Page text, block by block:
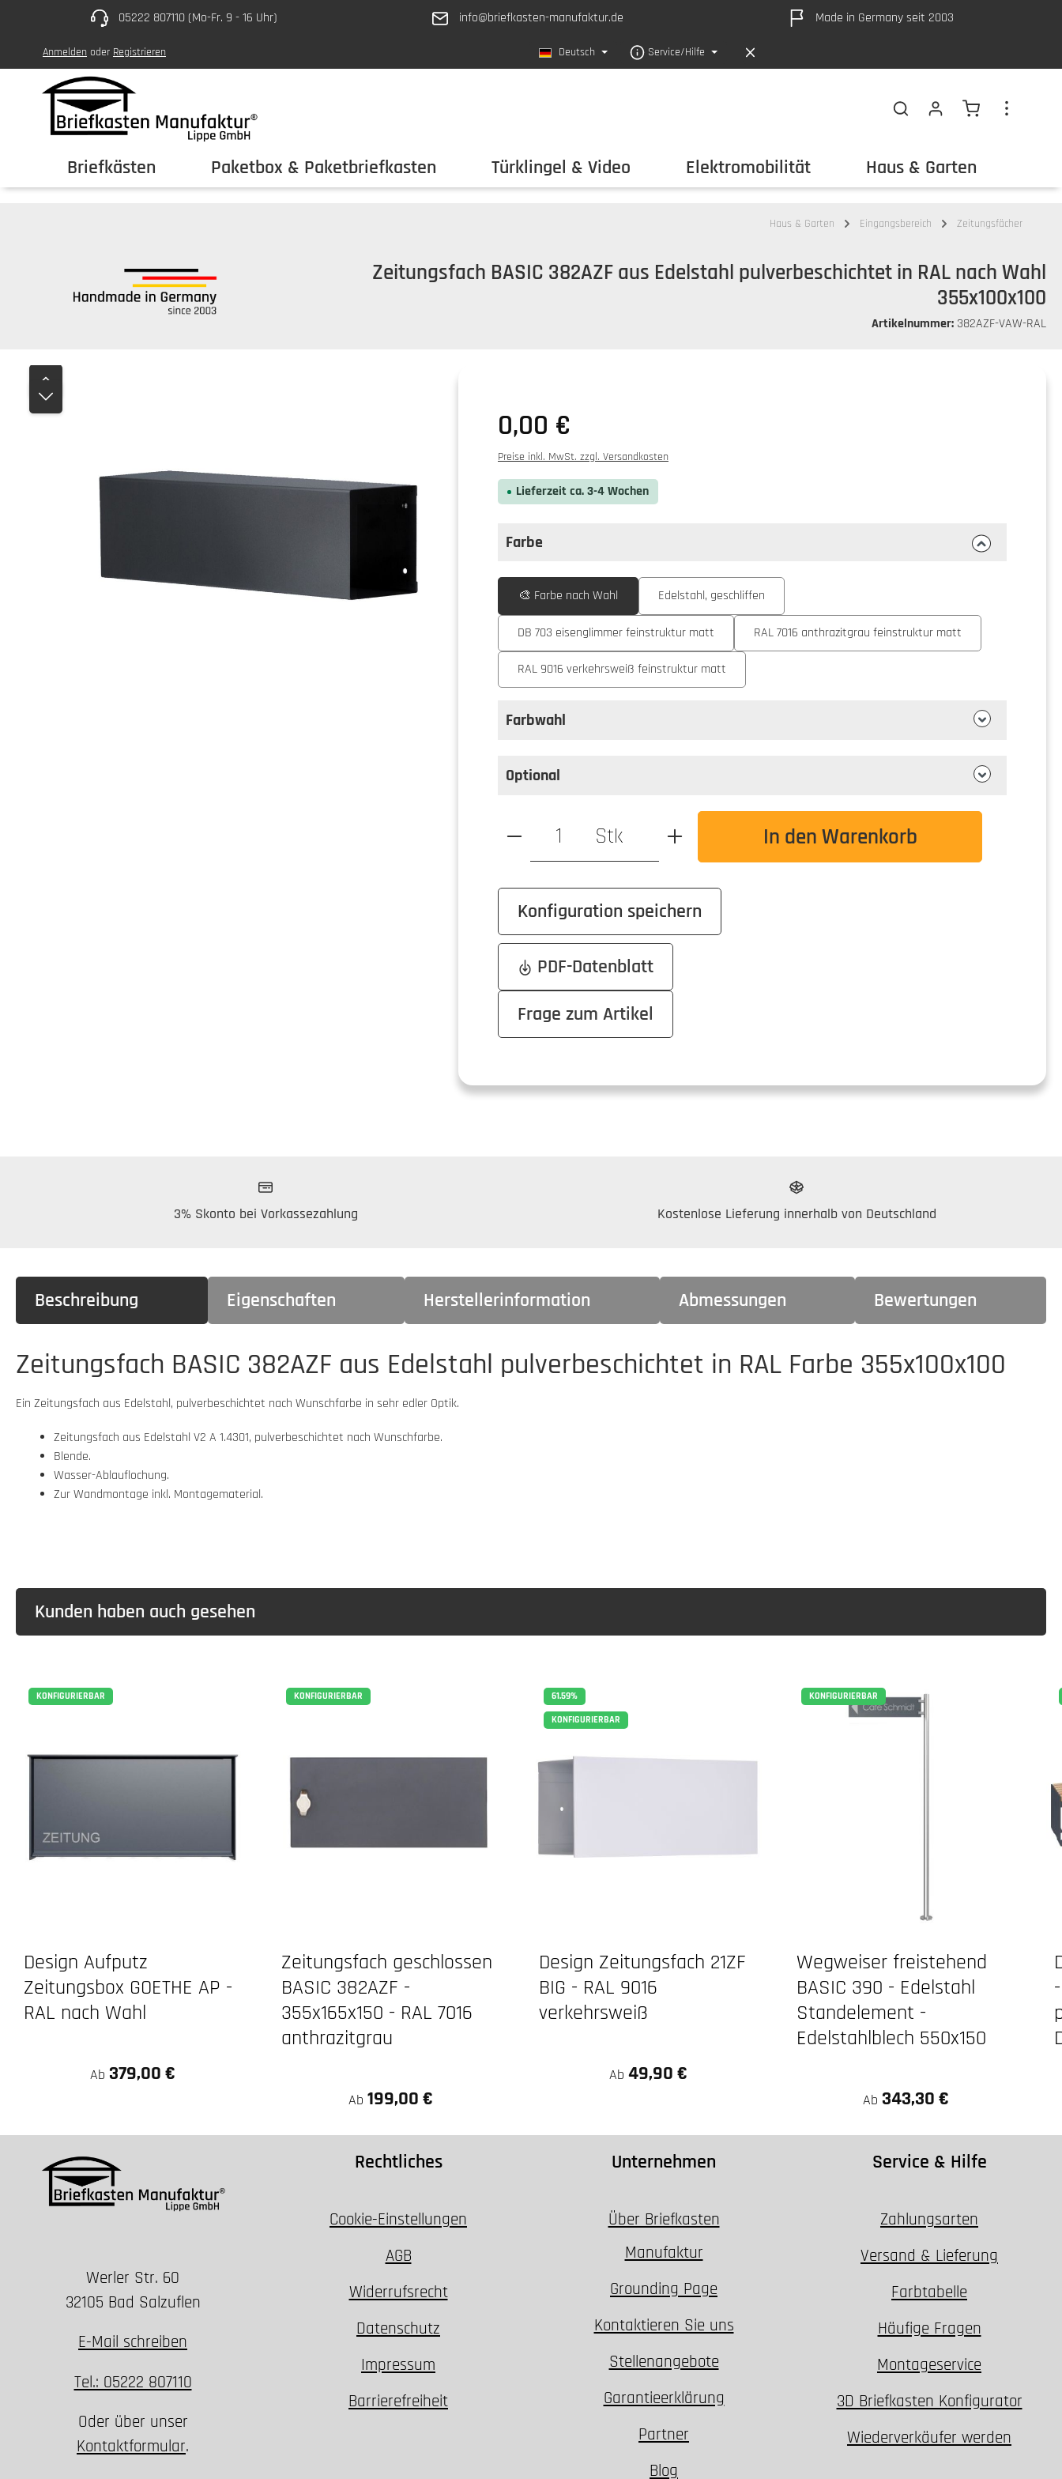
Hauptinhalt springen
Zur Hauptnavigation springen05222 807110 (Mo-Fr. 9 - 16 Uhr) info@briefkasten-manufaktur.de Made in Germany seit 2003
Anmelden oder Registrieren Deutsch Service/Hilfe
Warenkorb
Briefkästen Paketbox & Paketbriefkasten Türklingel & Video Elektromobilität Haus & Garten
Haus & Garten Eingangsbereich Zeitungsfächer
Zeitungsfach BASIC 382AZF aus Edelstahl pulverbeschichtet in RAL nach Wahl
355x100x100
Artikelnummer: 382AZF-VAW-RAL
Bildergalerie überspringen
0,00 €
Preise inkl. MwSt. zzgl. Versandkosten
Lieferzeit ca. 3-4 Wochen
Farbe
Farbeauswählen
🎨 Farbe nach Wahl Edelstahl, geschliffen
DB 703 eisenglimmer feinstruktur matt RAL 7016 anthrazitgrau feinstruktur matt
RAL 9016 verkehrsweiß feinstruktur matt
Farbwahl
Optional
Produkt Anzahl: Gib den gewünschten Wert ein oder benutze die
Stk In den Warenkorb
Konfiguration speichern
PDF-Datenblatt
Frage zum Artikel
3% Skonto bei Vorkassezahlung Kostenlose Lieferung innerhalb von Deutschland
Beschreibung Eigenschaften Herstellerinformation Abmessungen Bewertungen
Zeitungsfach BASIC 382AZF aus Edelstahl pulverbeschichtet in RAL Farbe 355x100x100
Ein Zeitungsfach aus Edelstahl, pulverbeschichtet nach Wunschfarbe in sehr edler Optik.
Zeitungsfach aus Edelstahl V2 A 1.4301, pulverbeschichtet nach Wunschfarbe.
Blende.
Wasser-Ablauflochung.
Zur Wandmontage inkl. Montagematerial.
Kunden haben auch gesehen
KONFIGURIERBAR
Design Aufputz
Zeitungsbox GOETHE AP -
RAL nach Wahl
Ab 379,00 €
KONFIGURIERBAR
Zeitungsfach geschlossen
BASIC 382AZF -
355x165x150 - RAL 7016
anthrazitgrau
Ab 199,00 €
61.59%
KONFIGURIERBAR
Design Zeitungsfach 21ZF
BIG - RAL 9016
verkehrsweiß
Ab 49,90 €
KONFIGURIERBAR
Wegweiser freistehend
BASIC 390 - Edelstahl
Standelement -
Edelstahlblech 550x150
Ab 343,30 €
Werler Str. 60
32105 Bad Salzuflen
E-Mail schreiben
Tel.: 05222 807110
Oder über unser
Kontaktformular.
Rechtliches
Cookie-Einstellungen
AGB
Widerrufsrecht
Datenschutz
Impressum
Barrierefreiheit
Unternehmen
Über Briefkasten
Manufaktur
Grounding Page
Kontaktieren Sie uns
Stellenangebote
Garantieerklärung
Partner
Blog
Service & Hilfe
Zahlungsarten
Versand & Lieferung
Farbtabelle
Häufige Fragen
Montageservice
3D Briefkasten Konfigurator
Wiederverkäufer werden